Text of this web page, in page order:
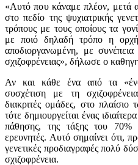
«Αυτό που κάναμε πλέον, μετά
στο πεδίο της ψυχιατρικής
τρόπους με τους οποίους τα
με ποιό δηλαδή τρόπο η
αποδιοργανωμένη, με
σχιζοφρένειας», δήλωσε ο
Αν και κάθε ένα από τα
συσχέτιση με τη
διακριτές ομάδες, στο πλαίσιο
τότε δημιουργείται ένας
πάθησης, της τάξης του
ερευνητές. Αυτό σημαίνει ότι,
γενετικές προδιαγραφές πολύ
σχιζοφρένεια.